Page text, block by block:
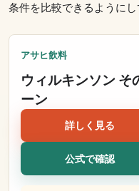
条件を比較できるようにし
アサヒ飲料
ウィルキンソン そ
ーン
詳しく見る
公式で確認